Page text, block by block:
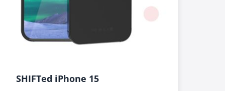
SHIFTed iPhone 15